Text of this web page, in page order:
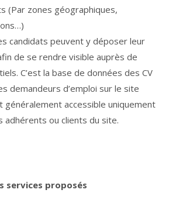
(Par zones géographiques,
candidats peuvent y déposer leur
de se rendre visible auprès de
C’est la base de données des CV
demandeurs d’emploi sur le site
généralement accessible uniquement
adhérents ou clients du site.
services proposés